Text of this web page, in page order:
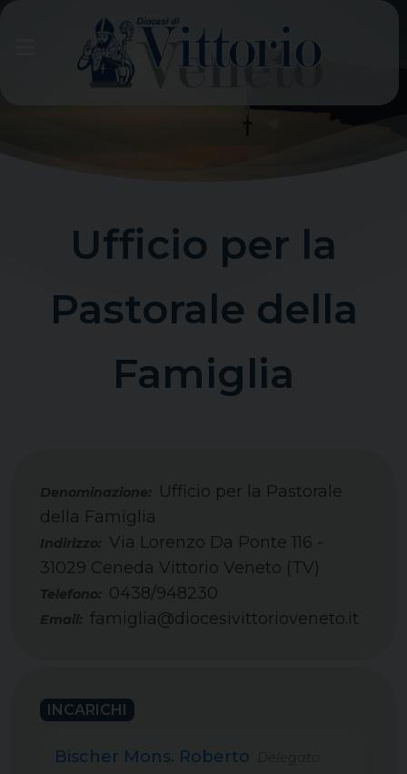
Ufficio per la
Pastorale della
Famiglia
Ufficio per la Pastorale
della Famiglia
Telefono: 0438/948230
Email: famiglia@diocesivittorioveneto.it
Indirizzo: Via Lorenzo Da Ponte 116 -
31029 Ceneda Vittorio Veneto (TV)
INCARICHI
Bischer Mons. Roberto